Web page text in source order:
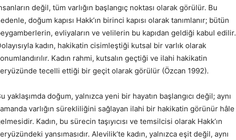
değil, tüm varlığın başlangıç noktası olarak görülür. Bu
doğum kapısı Hakk’ın birinci kapısı olarak tanımlanır; bütün
evliyaların ve velilerin bu kapıdan geldiği kabul edilir.
kadın, hakikatin cisimleştiği kutsal bir varlık olarak
Kadın rahmi, kutsalın geçtiği ve ilahi hakikatin
tecelli ettiği bir geçit olarak görülür (Özcan 1992).
yaklaşımda doğum, yalnızca yeni bir hayatın başlangıcı değil; aynı
varlığın sürekliliğini sağlayan ilahi bir hakikatin görünür hâle
Kadın, bu sürecin taşıyıcısı ve temsilcisi olarak Hakk’ın
yansımasıdır. Alevilik’te kadın, yalnızca eşit değil, aynı